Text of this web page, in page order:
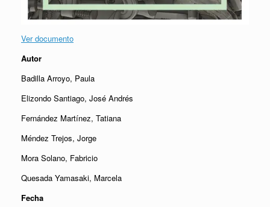
Ver documento
Autor
Badilla Arroyo, Paula
Elizondo Santiago, José Andrés
Fernández Martínez, Tatiana
Méndez Trejos, Jorge
Mora Solano, Fabricio
Quesada Yamasaki, Marcela
Fecha